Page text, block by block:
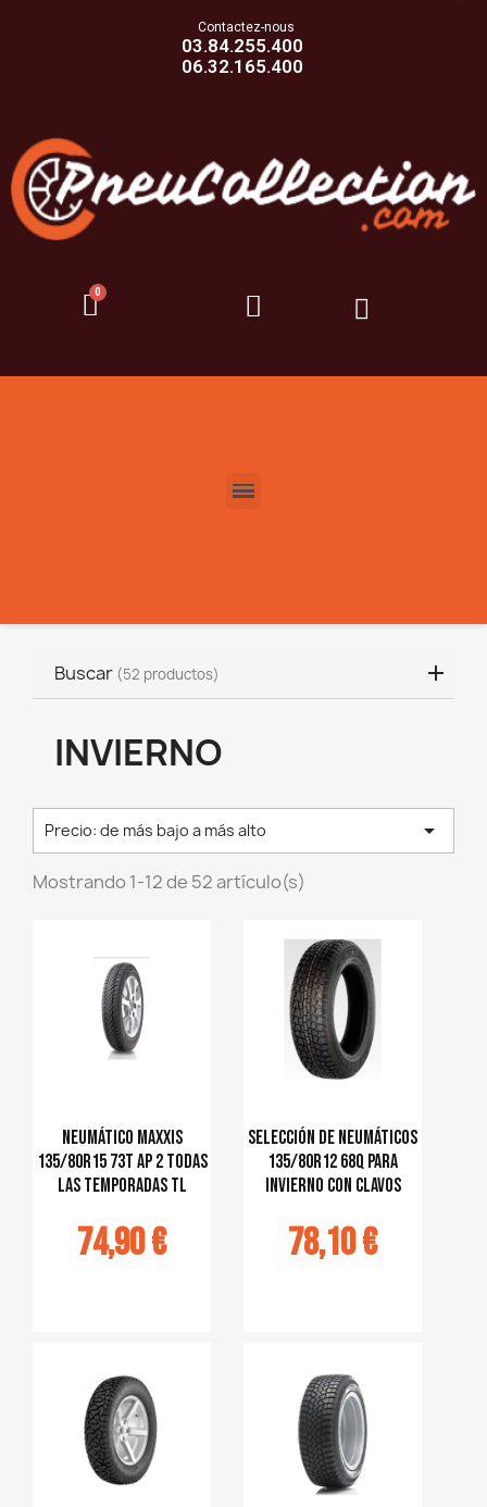
Contactez-nous
03.84.255.400
06.32.165.400
Buscar (52 productos)
INVIERNO
Precio: de más bajo a más alto 
Mostrando 1-12 de 52 artículo(s)
Neumático Maxxis
135/80R15 73T AP 2 TODAS
LAS TEMPORADAS TL
74,90 €
selección de neumáticos
135/80R12 68Q para
invierno con clavos
78,10 €